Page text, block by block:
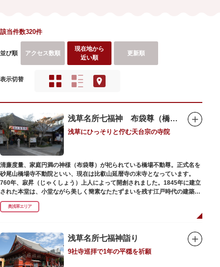
該当件数320件
並び順 アクセス数順
現在地から
近い順
更新順
表示切替
浅草名所七福神 布袋尊（橋場不動尊）
浅草にひっそりと佇む天台宗の寺院
清廉度量、家庭円満の神様（布袋尊）が祀られている橋場不動尊。正式名を
砂尾山橋場寺不動院といい、現在は比叡山延暦寺の末寺となっています。
760年、寂昇（じゃくしょう）上人によって開創されました。1845年に建立
された本堂は、小堂ながら美しく簡素なたたずまいを残す江戸時代の建築様
式です。明治の大火、関東大震災、第二次大戦の戦災でも周辺を災禍から守
ったことから「火伏せの不動尊」とも呼ばれています。
の昔、すぐ近くを流れる隅田川を往来して参拝する人の目印となったのがこ
の銀杏で、今なおそのパワーを授かりに来る人も多いそうです。
また、江戸時代から伝わる布袋尊像が祀られています。その姿は肩に袋がな
くお腹が袋代わりの形をしている珍しいもので、古くから庶民に尊信されて
奥浅草エリア
浅草名所七福神詣り
9社寺巡拝で1年の平穏を祈願